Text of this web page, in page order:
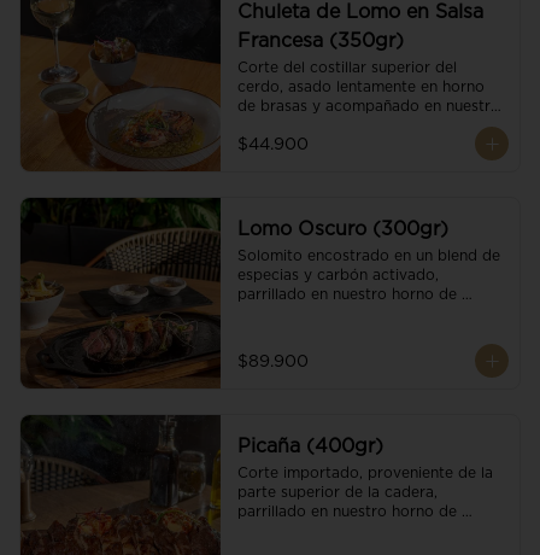
Chuleta de Lomo en Salsa
Francesa (350gr)
Corte del costillar superior del
cerdo, asado lentamente en horno
de brasas y acompañado en nuestra
$44.900
Lomo Oscuro (300gr)
Solomito encostrado en un blend de
especias y carbón activado,
parrillado en nuestro horno de
mantequilla de ajo y pimientos.
Acompañado de salsa criolla y una
$89.900
Picaña (400gr)
Corte importado, proveniente de la
parte superior de la cadera,
parrillado en nuestro horno de